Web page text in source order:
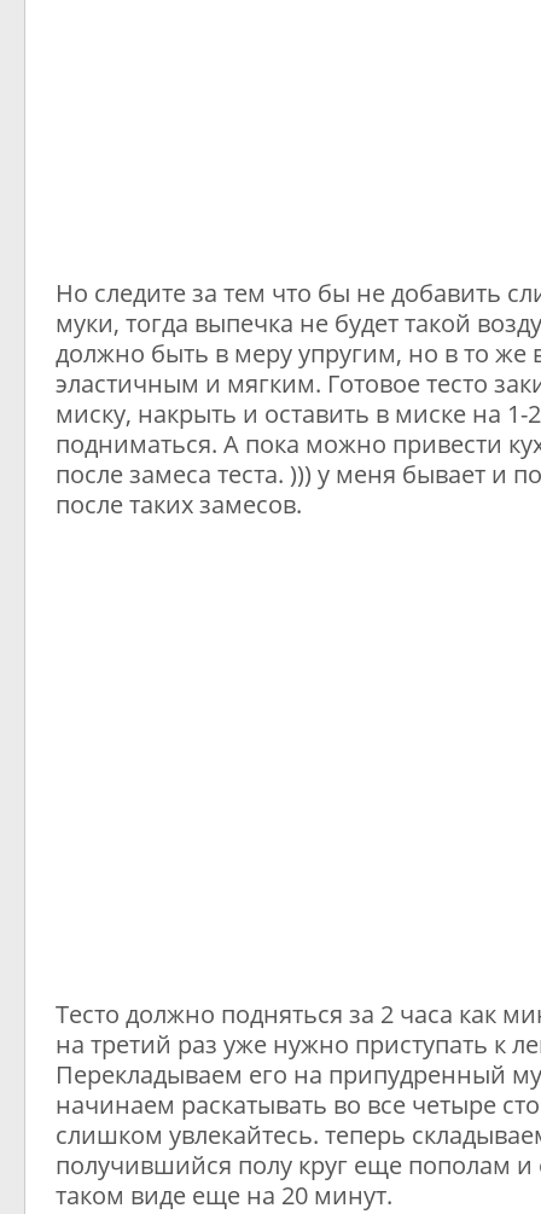
Но следите за тем что бы не добавить
муки, тогда выпечка не будет такой
должно быть в меру упругим, но в то же
эластичным и мягким. Готовое тесто
миску, накрыть и оставить в миске на 1-
подниматься. А пока можно привести
после замеса теста. ))) у меня бывает и
после таких замесов.
Тесто должно подняться за 2 часа как
на третий раз уже нужно приступать к
Перекладываем его на припудренный
начинаем раскатывать во все четыре
слишком увлекайтесь. теперь
получившийся полу круг еще пополам и
таком виде еще на 20 минут.